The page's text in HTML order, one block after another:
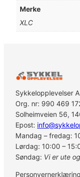
Merke
XLC
Sykkelopplevelser
Org. nr: 990 469
Solheimveien 56,
Epost:
Mandag – fredag:
Lørdag: 10:00 –
Søndag: Vi er ute
Personvernerklæring